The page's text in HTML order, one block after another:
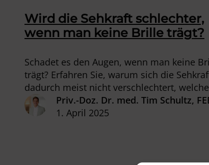
Wird die Sehkraft schlechter,
wenn man keine Brille trägt?
Schadet es den Augen, wenn man keine
trägt? Erfahren Sie, warum sich die
dadurch meist nicht verschlechtert, welche
Folgen es dennoch haben kann und
Alternativen es gibt, um ohne Brille scharf
Priv.-Doz. Dr. med. Tim Schultz,
1. April 2025